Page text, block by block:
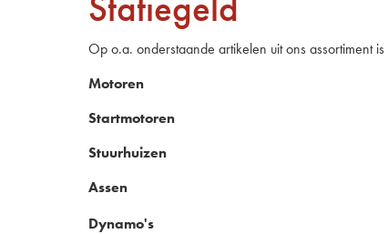
Op o.a. onderstaande artikelen uit ons assortiment
Motoren
Startmotoren
Stuurhuizen
Assen
Dynamo's